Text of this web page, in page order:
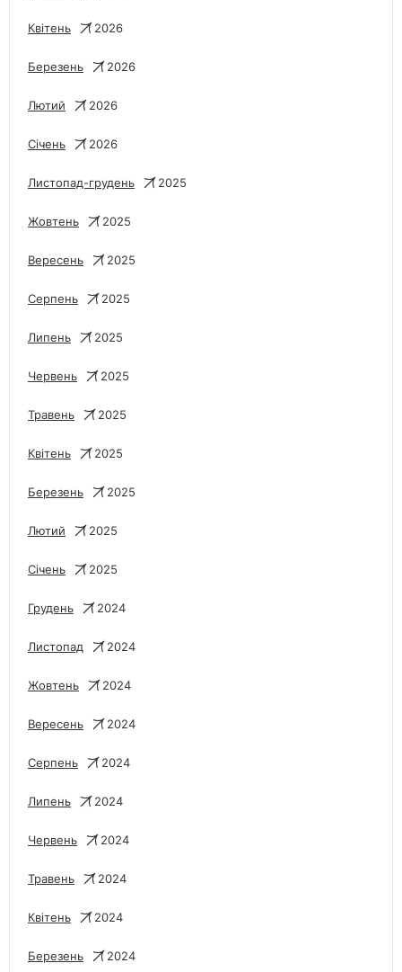
Квітень 2026
Березень 2026
Лютий 2026
Січень 2026
Листопад-грудень 2025
Жовтень 2025
Вересень 2025
Серпень 2025
Липень 2025
Червень 2025
Травень 2025
Квітень 2025
Березень 2025
Лютий 2025
Січень 2025
Грудень 2024
Листопад 2024
Жовтень 2024
Вересень 2024
Серпень 2024
Липень 2024
Червень 2024
Травень 2024
Квітень 2024
Березень 2024